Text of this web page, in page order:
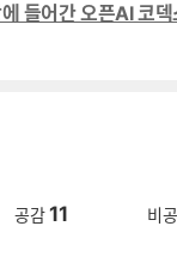
들어간 오픈AI 코
공감 11 비